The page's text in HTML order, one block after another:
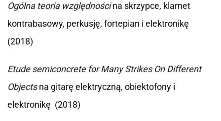
Ogólna teoria względnościna skrzypce, klarnet
kontrabasowy, perkusję, fortepian i elektronikę
(2018)
Etude semiconcrete for Many Strikes On Different
Objectsna gitarę elektryczną, obiektofony i
elektronikę (2018)